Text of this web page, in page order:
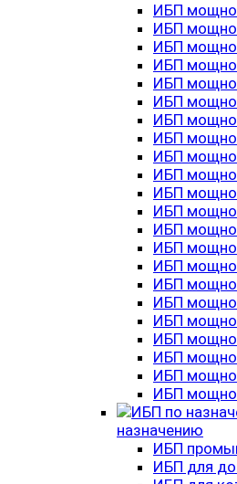
ИБП
ИБП
ИБП
ИБП
ИБП
ИБП
ИБП
ИБП
ИБП
ИБП
ИБП
ИБП
ИБП
ИБП
ИБП
ИБП
ИБП
ИБП
ИБП
ИБП
ИБП
ИБП
назначению
ИБП
ИБП для